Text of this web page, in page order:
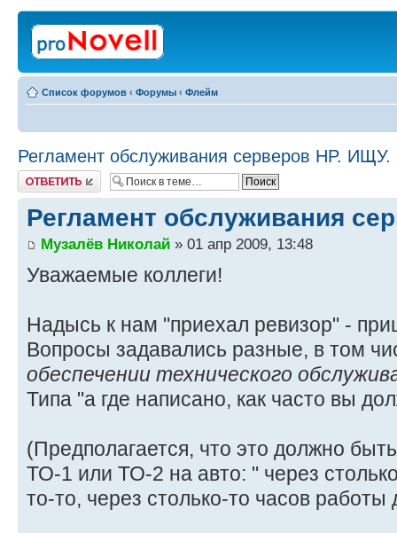
Список форумов ‹ Форумы ‹ Флейм
Регламент обслуживания серверов HP. ИЩУ.
Ответить
Регламент обслуживания
Музалёв Николай » 01 апр 2009, 13:48
Уважаемые коллеги!
Надысь к нам "приехал ревизор" -
Вопросы задавались разные, в том
обеспечении технического
Типа "а где написано, как часто вы
(Предполагается, что это должно
ТО-1 или ТО-2 на авто: " через
то-то, через столько-то часов работы